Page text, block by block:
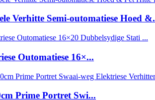
Verhitte Semi-outomatiese Hoed
Outomatiese 16×...
Prime Portret Swi...